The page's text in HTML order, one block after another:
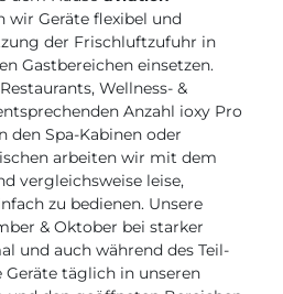
wir Geräte flexibel und
der Frischluftzufuhr in
Gastbereichen einsetzen.
Wellness- &
Anzahl ioxy Pro
den Spa-Kabinen oder
arbeiten wir mit dem
vergleichsweise leise,
zu bedienen. Unsere
& Oktober bei starker
und auch während des Teil-
Geräte täglich in unseren